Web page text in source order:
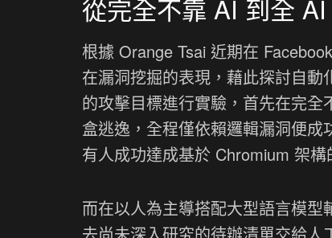
從完全不靠 AI 到全
根據 Orange Tsai 近期在
在漏洞挖掘的表現，藉此探討自
的攻擊目標進行實驗，首先在完
盒逃逸，全程僅依賴邏輯漏洞便
有人成功達成基於 Chromium 架
而在以人為主導搭配大型語言模